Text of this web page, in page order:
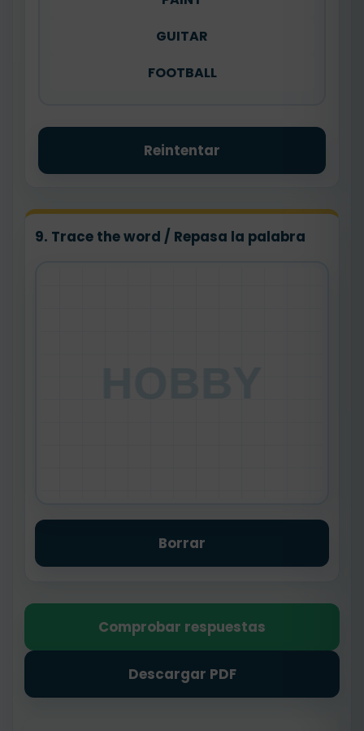
GUITAR
FOOTBALL
Reintentar
9. Trace the word / Repasa la palabra
Borrar
Comprobar respuestas
Descargar PDF